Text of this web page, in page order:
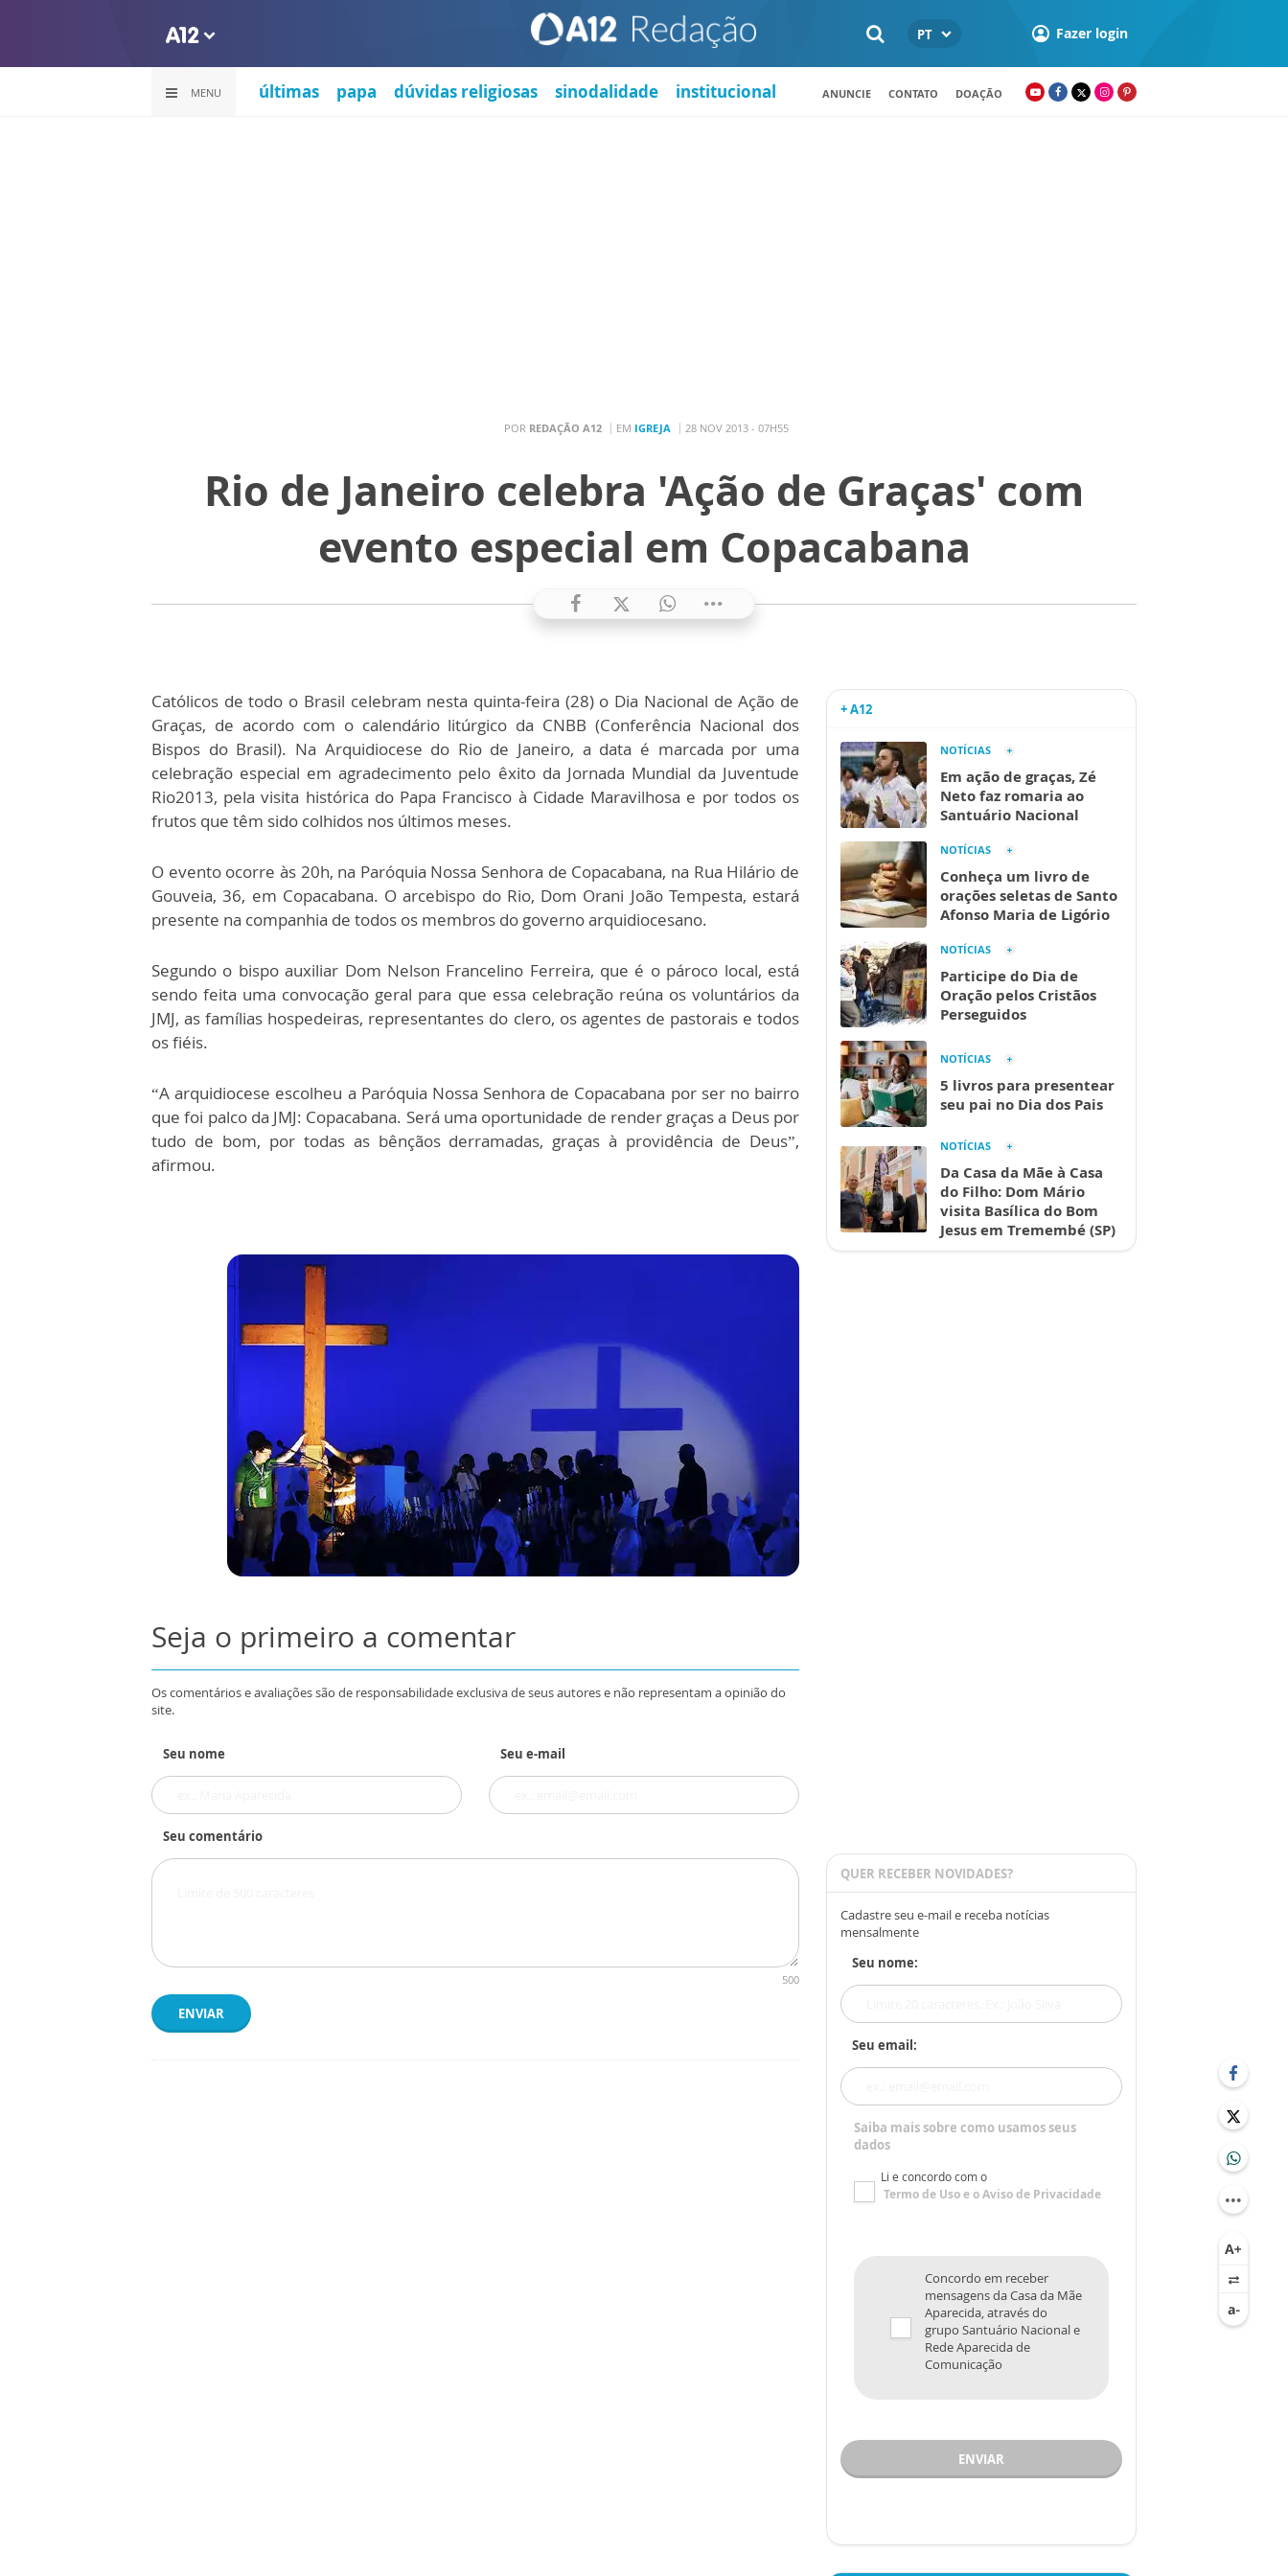
PT Fazer login
MENU últimas papa dúvidas religiosas sinodalidade institucional ANUNCIE CONTATO DOAÇÃO
POR REDAÇÃO A12 EM IGREJA 28 NOV 2013 - 07H55
Rio de Janeiro celebra 'Ação de Graças' com
evento especial em Copacabana
Católicos de todo o Brasil celebram nesta quinta-feira (28) o Dia Nacional de Ação de
Graças, de acordo com o calendário litúrgico da CNBB (Conferência Nacional dos
Bispos do Brasil). Na Arquidiocese do Rio de Janeiro, a data é marcada por uma
celebração especial em agradecimento pelo êxito da Jornada Mundial da Juventude
Rio2013, pela visita histórica do Papa Francisco à Cidade Maravilhosa e por todos os
frutos que têm sido colhidos nos últimos meses.
O evento ocorre às 20h, na Paróquia Nossa Senhora de Copacabana, na Rua Hilário de
Gouveia, 36, em Copacabana. O arcebispo do Rio, Dom Orani João Tempesta, estará
presente na companhia de todos os membros do governo arquidiocesano.
Segundo o bispo auxiliar Dom Nelson Francelino Ferreira, que é o pároco local, está
sendo feita uma convocação geral para que essa celebração reúna os voluntários da
JMJ, as famílias hospedeiras, representantes do clero, os agentes de pastorais e todos
os fiéis.
“A arquidiocese escolheu a Paróquia Nossa Senhora de Copacabana por ser no bairro
que foi palco da JMJ: Copacabana. Será uma oportunidade de render graças a Deus por
tudo de bom, por todas as bênçãos derramadas, graças à providência de Deus”,
afirmou.
Seja o primeiro a comentar
Os comentários e avaliações são de responsabilidade exclusiva de seus autores e não representam a opinião do
site.
Seu nome Seu e-mail
Seu comentário
500
ENVIAR
+ A12
NOTÍCIAS
Em ação de graças, Zé
Neto faz romaria ao
Santuário Nacional
NOTÍCIAS
Conheça um livro de
orações seletas de Santo
Afonso Maria de Ligório
NOTÍCIAS
Participe do Dia de
Oração pelos Cristãos
Perseguidos
NOTÍCIAS
5 livros para presentear
seu pai no Dia dos Pais
NOTÍCIAS
Da Casa da Mãe à Casa
do Filho: Dom Mário
visita Basílica do Bom
Jesus em Tremembé (SP)
QUER RECEBER NOVIDADES?
Cadastre seu e-mail e receba notícias
mensalmente
Seu nome:
Seu email:
Saiba mais sobre como usamos seus
dados
Li e concordo com o
Termo de Usoe oAviso de Privacidade
Concordo em receber
mensagens da Casa da Mãe
Aparecida, através do
grupo Santuário Nacional e
Rede Aparecida de
Comunicação
ENVIAR